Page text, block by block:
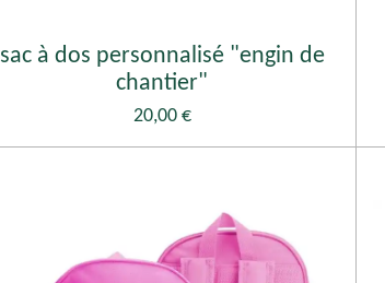
sac à dos personnalisé "engin de
chantier"
20,00 €